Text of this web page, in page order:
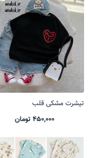
تیشرت مشکی قلب
450,000 تومان